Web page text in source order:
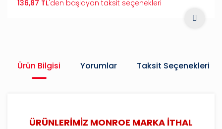
136,87 TL'den başlayan taksit seçenekleri
Ürün Bilgisi Yorumlar Taksit Seçenekleri
ÜRÜNLERİMİZ MONROE MARKA İTHAL